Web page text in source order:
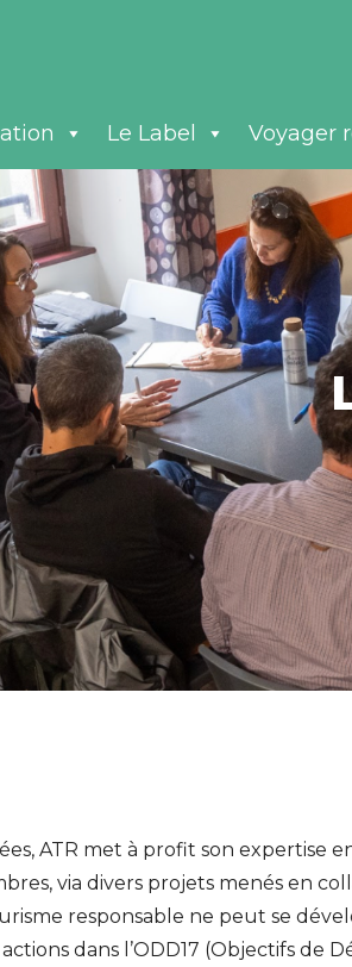
Le Label Voyager
ATR met à profit son expertise
via divers projets menés en
responsable ne peut se
actions dans l’ODD17 (Objectifs